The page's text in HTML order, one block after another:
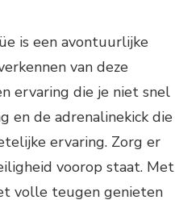
is een avontuurlijke
van deze
ervaring die je niet snel
en de adrenalinekick die
ervaring. Zorg er
voorop staat. Met
volle teugen genieten